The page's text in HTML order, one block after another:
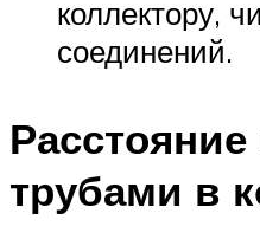
коллектору,
соединений.
трубами в